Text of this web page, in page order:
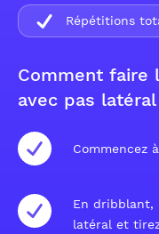
Comment faire
avec pas latéral
Commencez
En dribblant,
latéral et
Répétitions